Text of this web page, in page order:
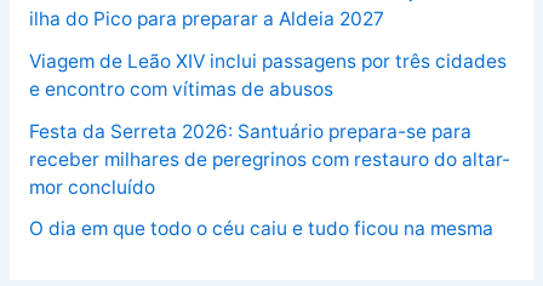
ilha do Pico para preparar a Aldeia 2027
Viagem de Leão XIV inclui passagens por três cidades
e encontro com vítimas de abusos
Festa da Serreta 2026: Santuário prepara-se para
receber milhares de peregrinos com restauro do altar-
mor concluído
O dia em que todo o céu caiu e tudo ficou na mesma